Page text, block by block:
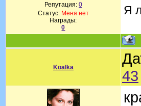
Репутация: 0
Статус: Меня нет
Награды:
0
Я
Koalka
43